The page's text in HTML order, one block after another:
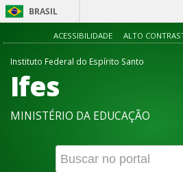
BRASIL
ACESSIBILIDADE ALTO
Instituto Federal do Espírito Santo
Ifes
MINISTÉRIO DA EDUCAÇÃO